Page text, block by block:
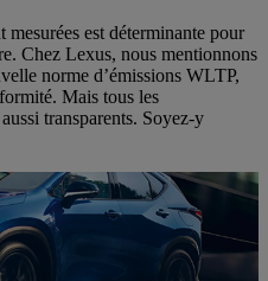
est déterminante pour
Chez Lexus, nous mentionnons
norme d’émissions WLTP,
Mais tous les
transparents. Soyez-y